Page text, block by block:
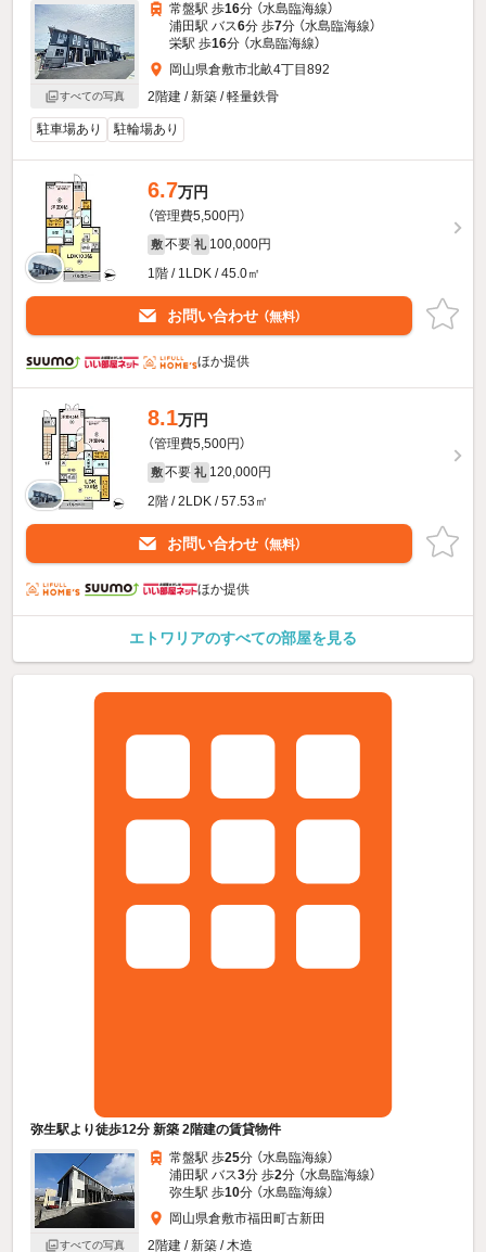
すべての写真
常盤駅 歩16分 （水島臨海線）
浦田駅 バス6分 歩7分 （水島臨海線）
栄駅 歩16分 （水島臨海線）
岡山県倉敷市北畝4丁目892
2階建 / 新築 / 軽量鉄骨
駐車場あり 駐輪場あり
6.7万円
（管理費5,500円）
敷 不要 礼 100,000円
1階 / 1LDK / 45.0㎡
お問い合わせ （無料）
ほか提供
8.1万円
（管理費5,500円）
敷 不要 礼 120,000円
2階 / 2LDK / 57.53㎡
お問い合わせ （無料）
ほか提供
エトワリアのすべての部屋を見る
弥生駅より徒歩12分 新築 2階建の賃貸物件
すべての写真
常盤駅 歩25分 （水島臨海線）
浦田駅 バス3分 歩2分 （水島臨海線）
弥生駅 歩10分 （水島臨海線）
岡山県倉敷市福田町古新田
2階建 / 新築 / 木造